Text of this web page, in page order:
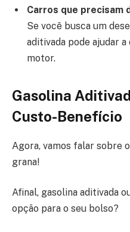
Carros que precisam
Se você busca um
aditivada pode ajudar
motor.
Gasolina
Custo-Benefício
Agora, vamos falar sobre
grana!
Afinal, gasolina aditivada
opção para o seu bolso?